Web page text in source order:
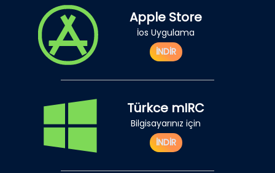
Apple Store
İos Uygulama
İNDİR
Türkce mIRC
Bilgisayarınız için
İNDİR